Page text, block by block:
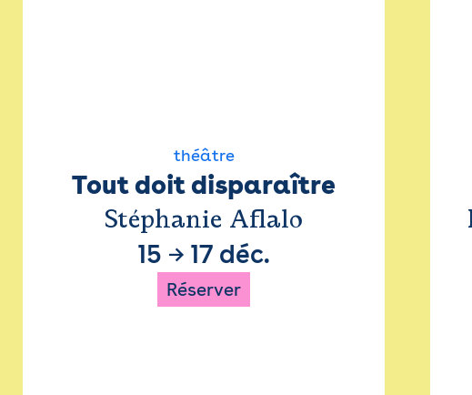
théâtre
Tout doit disparaître
Stéphanie Aflalo
15 → 17 déc.
Réserver